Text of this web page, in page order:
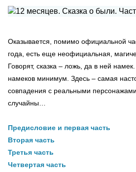
Оказывается, помимо официальной
года, есть еще неофициальная,
Говорят, сказка – ложь, да в ней
намеков минимум. Здесь – самая
совпадения с реальными
случайны…
Предисловие и первая часть
Вторая часть
Третья часть
Четвертая часть